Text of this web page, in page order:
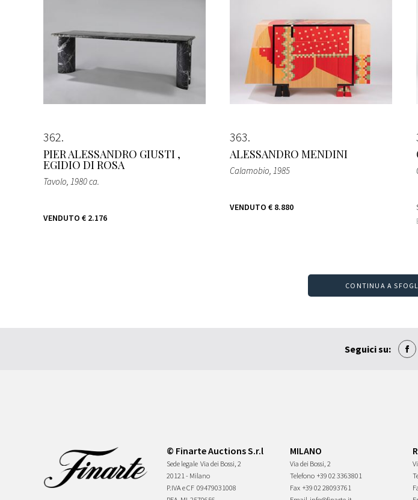
362
PIER ALESSANDRO GIUSTI ,
EGIDIO DI ROSA
Tavolo, 1980 ca.
VENDUTO € 2.176
363
ALESSANDRO MENDINI
Calamobio, 1985
VENDUTO € 8.880
CONTINUA A
Seguici su:
© Finarte Auctions S.r.l
Sede legale Via dei Bossi, 2
20121 - Milano
P.IVA e CF 09479031008
MILANO
Via dei Bossi, 2
Telefono +39 02 3363801
Fax +39 02 28093761